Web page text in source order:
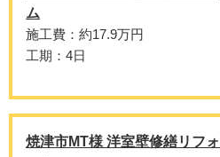
ム
施工費：約17.9万円
工期：4日
焼津市MT様 洋室壁修繕リフォ